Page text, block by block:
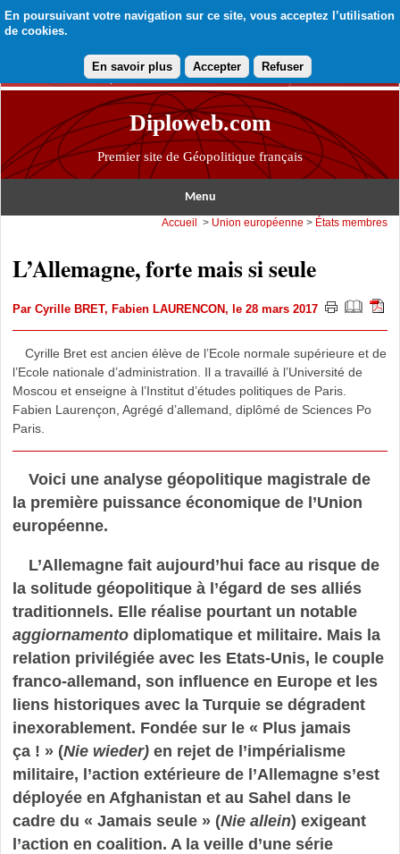
En poursuivant votre navigation sur ce site, vous acceptez l’utilisation
de cookies.
En savoir plus Accepter Refuser
Diploweb.com
Premier site de Géopolitique français
Menu
Accueil > Union européenne > États membres
L’Allemagne, forte mais si seule
Par Cyrille BRET, Fabien LAURENCON, le 28 mars 2017
Cyrille Bret est ancien élève de l’Ecole normale supérieure et de
l’Ecole nationale d’administration. Il a travaillé à l’Université de
Moscou et enseigne à l’Institut d’études politiques de Paris.
Fabien Laurençon, Agrégé d’allemand, diplômé de Sciences Po
Paris.
Voici une analyse géopolitique magistrale de
la première puissance économique de l’Union
européenne.
L’Allemagne fait aujourd’hui face au risque de
la solitude géopolitique à l’égard de ses alliés
traditionnels. Elle réalise pourtant un notable
aggiornamentodiplomatique et militaire. Mais la
relation privilégiée avec les Etats-Unis, le couple
franco-allemand, son influence en Europe et les
liens historiques avec la Turquie se dégradent
inexorablement. Fondée sur le « Plus jamais
ça ! » (Nie wieder)en rejet de l’impérialisme
militaire, l’action extérieure de l’Allemagne s’est
déployée en Afghanistan et au Sahel dans le
cadre du « Jamais seule » (Nie allein) exigeant
l’action en coalition. A la veille d’une série